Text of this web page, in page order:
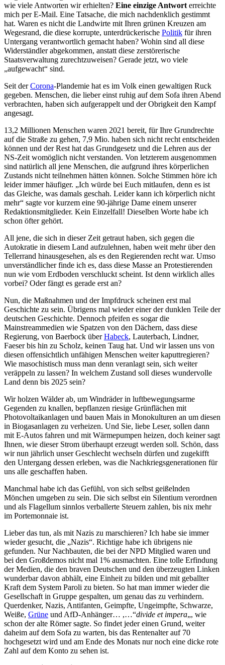
wie viele Antworten wir erhielten? Eine einzige Antwort erreichte
mich per E-Mail. Eine Tatsache, die mich nachdenklich gestimmt
hat. Waren es nicht die Landwirte mit Ihren grünen Kreuzen am
Wegesrand, die diese korrupte, unterdrückerische Politik für ihren
Untergang verantwortlich gemacht haben? Wohin sind all diese
Widerständler abgekommen, anstatt diese zerstörerische
Staatsverwaltung zurechtzuweisen? Gerade jetzt, wo viele
„aufgewacht“ sind.
Seit derCorona-Plandemie hat es im Volk einen gewaltigen Ruck
gegeben. Menschen, die lieber einst ruhig auf dem Sofa ihren Abend
verbrachten, haben sich aufgerappelt und der Obrigkeit den Kampf
angesagt.
13,2 Millionen Menschen waren 2021 bereit, für Ihre Grundrechte
auf die Straße zu gehen, 7,9 Mio. haben sich nicht recht entscheiden
können und der Rest hat das Grundgesetz und die Lehren aus der
NS-Zeit womöglich nicht verstanden. Von letzterem ausgenommen
sind natürlich all jene Menschen, die aufgrund ihres körperlichen
Zustands nicht teilnehmen hätten können. Solche Stimmen höre ich
leider immer häufiger. „Ich würde bei Euch mitlaufen, denn es ist
das Gleiche, was damals geschah. Leider kann ich körperlich nicht
mehr“ sagte vor kurzem eine 90-jährige Dame einem unserer
Redaktionsmitglieder. Kein Einzelfall! Dieselben Worte habe ich
schon öfter gehört.
All jene, die sich in dieser Zeit getraut haben, sich gegen die
Autokratie in diesem Land aufzulehnen, haben weit mehr über den
Tellerrand hinausgesehen, als es den Regierenden recht war. Umso
unverständlicher finde ich es, dass diese Masse an Protestierenden
nun wie vom Erdboden verschluckt scheint. Ist denn wirklich alles
vorbei? Oder fängt es gerade erst an?
Nun, die Maßnahmen und der Impfdruck scheinen erst mal
Geschichte zu sein. Übrigens mal wieder einer der dunklen Teile der
deutschen Geschichte. Dennoch pfeifen es sogar die
Mainstreammedien wie Spatzen von den Dächern, dass diese
Regierung, von Baerbock überHabeck, Lauterbach, Lindner,
Faeser bis hin zu Scholz, keinen Taug hat. Und wir lassen uns von
diesen offensichtlich unfähigen Menschen weiter kaputtregieren?
Wie masochistisch muss man denn veranlagt sein, sich weiter
veräppeln zu lassen? In welchem Zustand soll dieses wundervolle
Land denn bis 2025 sein?
Wir holzen Wälder ab, um Windräder in luftbewegungsarme
Gegenden zu knallen, bepflanzen riesige Grünflächen mit
Photovoltaikanlagen und bauen Mais in Monokulturen an um diesen
in Biogasanlagen zu verheizen. Und Sie, liebe Leser, sollen dann
mit E-Autos fahren und mit Wärmepumpen heizen, doch keiner sagt
Ihnen, wie dieser Strom überhaupt erzeugt werden soll. Schön, dass
wir nun jährlich unser Geschlecht wechseln dürfen und zugekifft
den Untergang dessen erleben, was die Nachkriegsgenerationen für
uns alle geschaffen haben.
Manchmal habe ich das Gefühl, von sich selbst geißelnden
Mönchen umgeben zu sein. Die sich selbst ein Silentium verordnen
und als Flagellum sinnlos verballerte Steuern zahlen, bis nix mehr
im Portemonnaie ist.
Lieber das tun, als mit Nazis zu marschieren? Ich habe sie immer
wieder gesucht, die „Nazis“. Richtige habe ich übrigens nie
gefunden. Nur Nachbauten, die bei der NPD Mitglied waren und
bei den Großdemos nicht mal 1% ausmachten. Eine tolle Erfindung
der Medien, die den braven Deutschen und den überzeugten Linken
wunderbar davon abhält, eine Einheit zu bilden und mit geballter
Kraft dem System Paroli zu bieten. So hat man immer wieder die
Gesellschaft in Gruppe gespalten, um genau das zu verhindern.
Querdenker, Nazis, Antifanten, Geimpfte, Ungeimpfte, Schwarze,
Weiße, Grüne und AfD-Anhänger… ,…“divide et impera„, wie
schon der alte Römer sagte. So findet jeder einen Grund, weiter
daheim auf dem Sofa zu warten, bis das Rentenalter auf 70
hochgesetzt wird und am Ende des Monats nur noch eine dicke rote
Zahl auf dem Konto zu sehen ist.